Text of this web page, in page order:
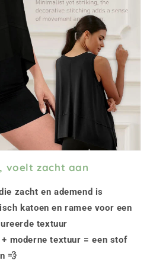
voelt zacht aan
zacht en ademend is
katoen en ramee voor een
textuur
moderne textuur = een stof
💨